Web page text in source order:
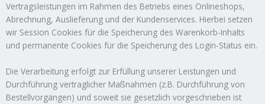
Vertragsleistungen im Rahmen des Betriebs eines Onlineshops,
Abrechnung, Auslieferung und der Kundenservices. Hierbei setzen
wir Session Cookies für die Speicherung des Warenkorb-Inhalts
und permanente Cookies für die Speicherung des Login-Status ein.
Die Verarbeitung erfolgt zur Erfüllung unserer Leistungen und
Durchführung vertraglicher Maßnahmen (z.B. Durchführung von
Bestellvorgängen) und soweit sie gesetzlich vorgeschrieben ist